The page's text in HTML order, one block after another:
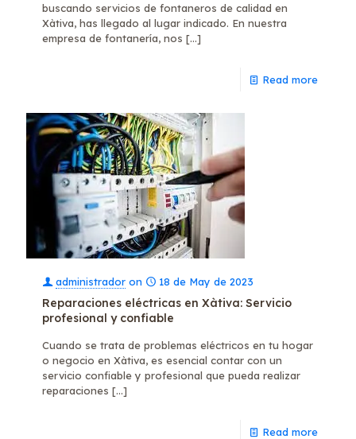
buscando servicios de fontaneros de calidad en
Xàtiva, has llegado al lugar indicado. En nuestra
empresa de fontanería, nos […]
Read more
administrador on 18 de May de 2023
Reparaciones eléctricas en Xàtiva: Servicio
profesional y confiable
Cuando se trata de problemas eléctricos en tu hogar
o negocio en Xàtiva, es esencial contar con un
servicio confiable y profesional que pueda realizar
reparaciones […]
Read more